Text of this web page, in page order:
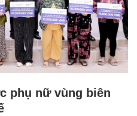
phụ nữ vùng biên